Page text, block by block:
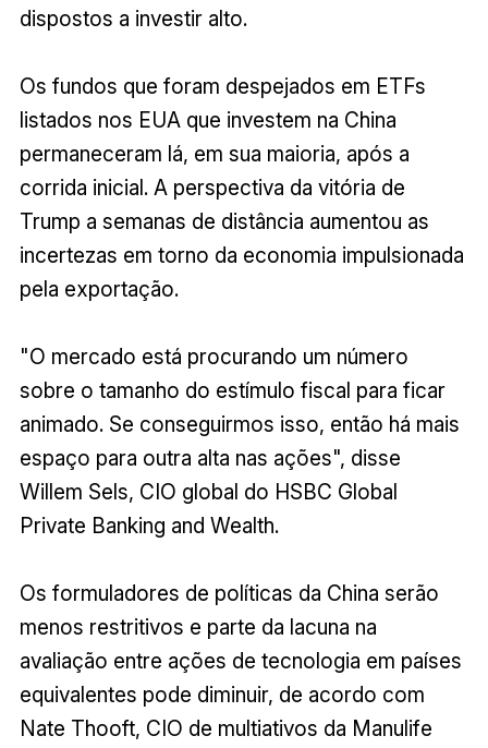
dispostos a investir alto.
Os fundos que foram despejados em ETFs
listados nos EUA que investem na China
permaneceram lá, em sua maioria, após a
corrida inicial. A perspectiva da vitória de
Trump a semanas de distância aumentou as
incertezas em torno da economia impulsionada
pela exportação.
"O mercado está procurando um número
sobre o tamanho do estímulo fiscal para ficar
animado. Se conseguirmos isso, então há mais
espaço para outra alta nas ações", disse
Willem Sels, CIO global do HSBC Global
Private Banking and Wealth.
Os formuladores de políticas da China serão
menos restritivos e parte da lacuna na
avaliação entre ações de tecnologia em países
equivalentes pode diminuir, de acordo com
Nate Thooft, CIO de multiativos da Manulife